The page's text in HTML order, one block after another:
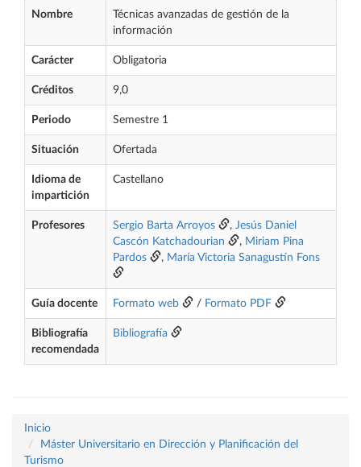
Nombre
Técnicas avanzadas de gestión de la
información
Carácter Obligatoria
Créditos 9,0
Periodo Semestre 1
Situación Ofertada
Idioma de
impartición
Castellano
Profesores Sergio Barta Arroyos , Jesús Daniel
Cascón Katchadourian
, Miriam Pina
Pardos
, María Victoria Sanagustín Fons
Guía docente Formato web / Formato PDF
Bibliografía
recomendada
Bibliografía
Inicio
Máster Universitario en Dirección y Planificación del
Turismo